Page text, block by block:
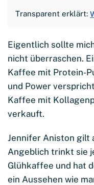
Transparent erklärt:
Eigentlich sollte
nicht überraschen.
Kaffee mit Protein-
und Power
Kaffee mit
verkauft.
Jennifer Aniston gilt
Angeblich trinkt sie
Glühkaffee und hat
ein Aussehen wie